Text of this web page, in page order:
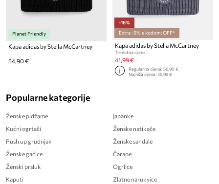
Planet Friendly
Kapa adidas by Stella McCartney
54,90 €
-16%
Extra -5% s kodom: OFF*
Kapa adidas by Stella McCartney
Trenutna cijena:
41,99 €
Regularna cijena:56,90 €
Najniža cijena:49,99 €
Popularne kategorije
Ženske pidžame
Kućni ogrtači
Push up grudnjak
Ženske gaćice
Ženski prsluk
Kaputi
Japanke
Ženske natikače
Ženske sandale
Čarape
Ogrlice
Zlatne narukvice